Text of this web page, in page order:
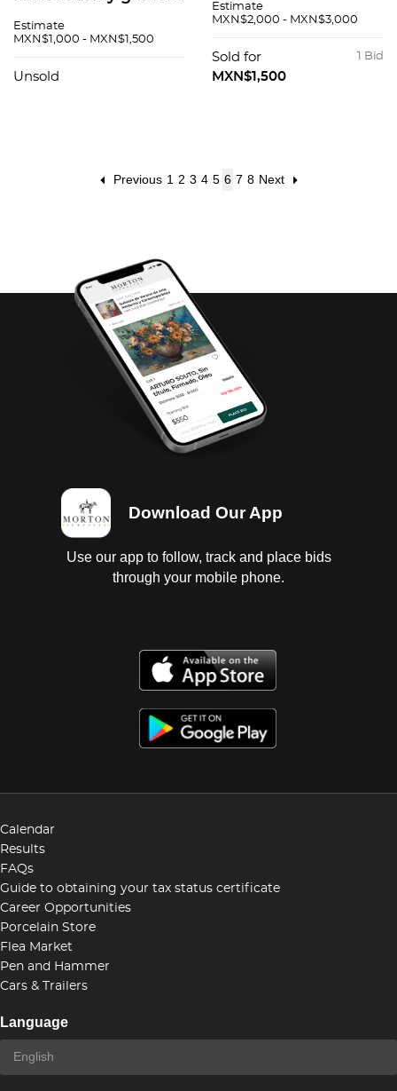
Estimate
MXN$1,000 - MXN$1,500
Unsold
Champagne, Francia
Estimate
MXN$2,000 - MXN$3,000
1 Bid
Sold for
MXN$1,500
Previous 1 2 3 4 5 6 7 8 Next
Download Our App
Use our app to follow, track and place bids
through your mobile phone.
Calendar
Results
FAQs
Guide to obtaining your tax status certificate
Career Opportunities
Porcelain Store
Flea Market
Pen and Hammer
Cars & Trailers
Language